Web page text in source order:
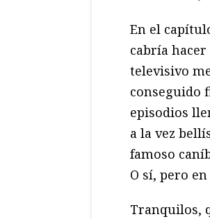
En el
cabría
televisivo
conseguido
episodios
a la vez
famoso
O sí, pero
Tranquilos,